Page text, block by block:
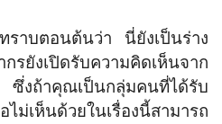
ตอนต้นว่า นี่ยังเป็นร่าง
งเปิดรับความคิดเห็นจาก
งถ้าคุณเป็นกลุ่มคนที่ได้รับ
เห็นด้วยในเรื่องนี้สามารถ